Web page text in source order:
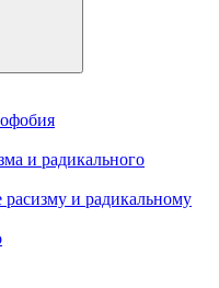
и радикального
и радикальному